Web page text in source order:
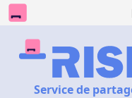
Service de